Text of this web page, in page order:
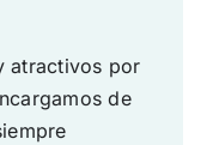
atractivos por
de